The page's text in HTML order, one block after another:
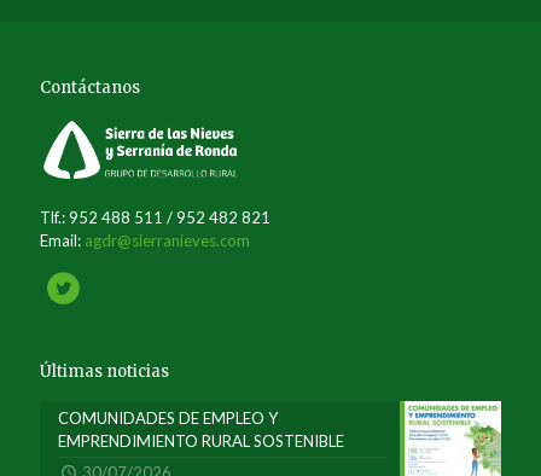
Contáctanos
Tlf.: 952 488 511 / 952 482 821
Email: agdr@sierranieves.com
Últimas noticias
COMUNIDADES DE EMPLEO Y
EMPRENDIMIENTO RURAL SOSTENIBLE